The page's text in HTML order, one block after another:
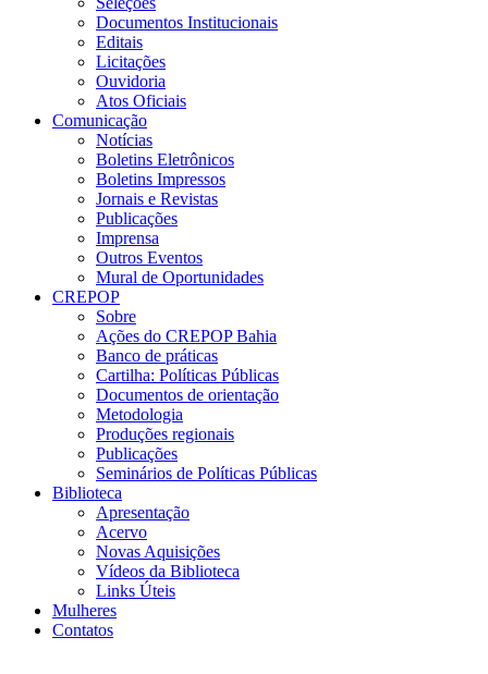
Documentos Institucionais
Editais
Licitações
Ouvidoria
Atos Oficiais
Comunicação
Notícias
Boletins Eletrônicos
Boletins Impressos
Jornais e Revistas
Publicações
Imprensa
Outros Eventos
Mural de Oportunidades
CREPOP
Sobre
Ações do CREPOP Bahia
Banco de práticas
Cartilha: Políticas Públicas
Documentos de orientação
Metodologia
Produções regionais
Publicações
Seminários de Políticas Públicas
Biblioteca
Apresentação
Acervo
Novas Aquisições
Vídeos da Biblioteca
Links Úteis
Mulheres
Contatos